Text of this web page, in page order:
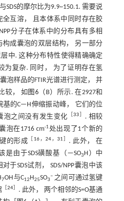
SDS的摩尔比为9.9~150.1. 需要说
全互溶， 且本体系中同时存在胶
分子在体系中的分布具有多相
构成囊泡的双层结构， 另一部分
中. 这种分布特性使得精确确定
为复杂. 同时， 为了证明存在氢
泡样品的FTIR光谱进行测定， 并
较， 如 图6（B）所示. 在2927和
基的C—H伸缩振动峰， 它们的位
泡之间没有发生变化 ［33
. 相较
泡在1716 cm-1处出现了1个新的
的形成
16，24，31
. 此外， 在
是由于SDS磺酸基（—SO3H）中
于SDS试剂， SDS/NPP囊泡中该
7OH与C12H25SO3
‒ 之间可通过氢键
［ 24］ . 此外， 两个相邻的S=O基通